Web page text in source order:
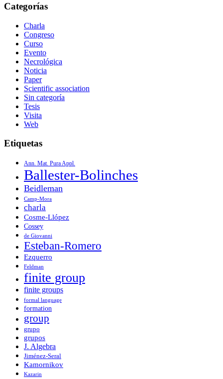
Categorías
Charla
Congreso
Curso
Evento
Necrológica
Noticia
Paper
Scientific association
Sin categoría
Tesis
Visita
Web
Etiquetas
Ann. Mat. Pura Appl.
Ballester-Bolinches
Beidleman
Camp-Mora
charla
Cosme-Llópez
Cossey
de Giovanni
Esteban-Romero
Ezquerro
Feldman
finite group
finite groups
formal language
formation
group
grupo
grupos
J. Algebra
Jiménez-Seral
Kamornikov
Kazarin